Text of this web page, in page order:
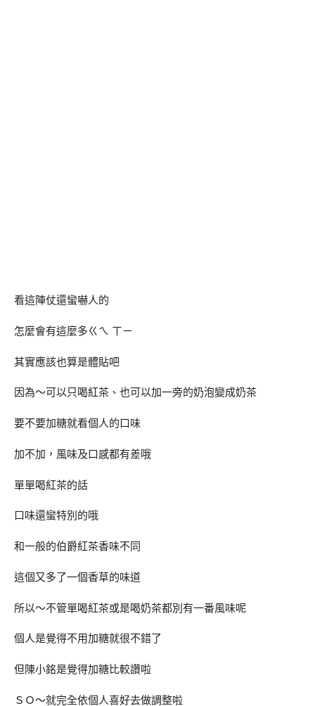
看這陣仗還蠻嚇人的
怎麼會有這麼多ㄍㄟ ㄒㄧ
其實應該也算是體貼吧
因為～可以只喝紅茶、也可以加一旁的奶泡變成奶茶
要不要加糖就看個人的口味
加不加，風味及口感都有差哦
單單喝紅茶的話
口味還蠻特別的哦
和一般的伯爵紅茶香味不同
這個又多了一個香草的味道
所以～不管單喝紅茶或是喝奶茶都別有一番風味呢
個人是覺得不用加糖就很不錯了
但陳小銘是覺得加糖比較讚啦
ＳＯ～就完全依個人喜好去做調整啦